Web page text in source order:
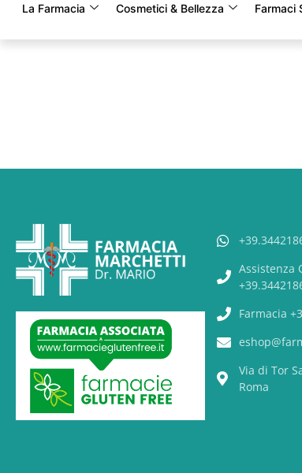
La Farmacia Cosmetici & Bellezza Farmaci
Assistenza
Farmacia
Via di Tor
Roma